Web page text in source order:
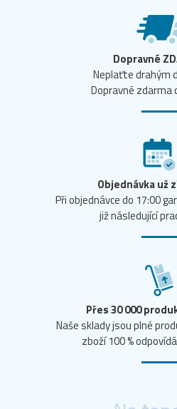
Dopravné
Neplaťte drahým
Dopravné zdarma
Objednávka už
Při objednávce do 17:00
již následující
Přes 30 000
Naše sklady jsou plné
zboží 100 %